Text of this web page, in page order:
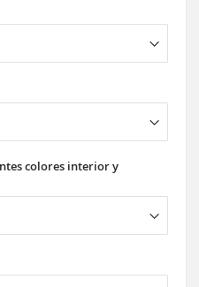
colores interior y